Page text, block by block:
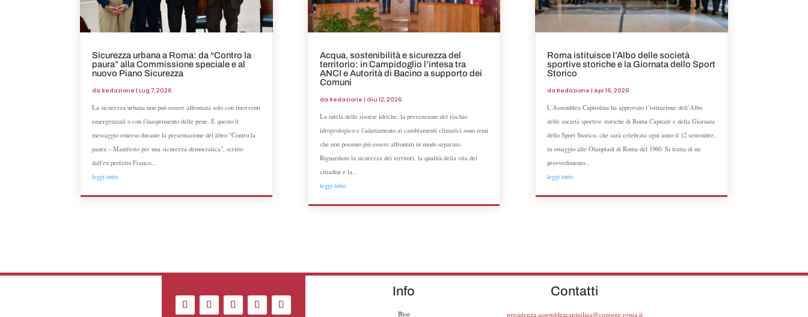
Sicurezza urbana a Roma: da “Contro la
paura” alla Commissione speciale e al
nuovo Piano Sicurezza
daRedazione |Lug 7, 2026
La sicurezza urbana non può essere affrontata solo con interventi
emergenziali o con l'inasprimento delle pene. È questo il
messaggio emerso durante la presentazione del libro "Contro la
paura – Manifesto per una sicurezza democratica", scritto
dall'ex prefetto Franco...
leggi tutto
Acqua, sostenibilità e sicurezza del
territorio: in Campidoglio l’intesa tra
ANCI e Autorità di Bacino a supporto dei
Comuni
da Redazione | Giu 12, 2026
La tutela delle risorse idriche, la prevenzione del rischio
idrogeologico e l'adattamento ai cambiamenti climatici sono temi
che non possono più essere affrontati in modo separato.
Riguardano la sicurezza dei territori, la qualità della vita dei
cittadini e la...
leggi tutto
Roma istituisce l’Albo delle società
sportive storiche e la Giornata dello Sport
Storico
da Redazione | Apr 16, 2026
L’Assemblea Capitolina ha approvato l’istituzione dell’Albo
delle società sportive storiche di Roma Capitale e della Giornata
dello Sport Storico, che sarà celebrata ogni anno il 12 settembre,
in omaggio alle Olimpiadi di Roma del 1960. Si tratta di un
provvedimento...
leggi tutto
Info
Blog
Contatti
presidenza.assembleacapitolina@comune.roma.it